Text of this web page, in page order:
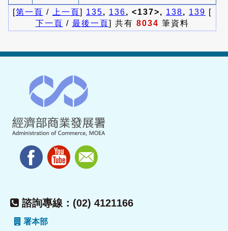
[第一頁 / 上一頁] 135, 136, <137>, 138, 139 [
下一頁 / 最後一頁] 共有 8034 筆資料
諮詢專線：(02) 4121166
署本部